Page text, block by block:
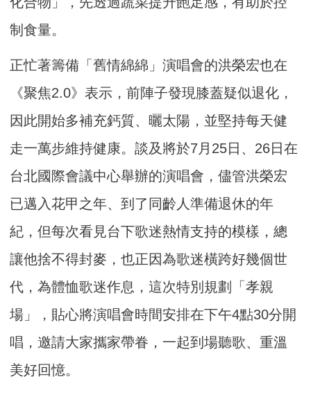
制食量。
正忙著籌備「舊情綿綿」演唱會的洪榮宏也在
《聚焦2.0》表示，前陣子發現膝蓋疑似退化，
因此開始多補充鈣質、曬太陽，並堅持每天健
走一萬步維持健康。談及將於7月25日、26日在
台北國際會議中心舉辦的演唱會，儘管洪榮宏
已邁入花甲之年、到了同齡人準備退休的年
紀，但每次看見台下歌迷熱情支持的模樣，總
讓他捨不得封麥，也正因為歌迷橫跨好幾個世
代，為體恤歌迷作息，這次特別規劃「孝親
場」，貼心將演唱會時間安排在下午4點30分開
唱，邀請大家攜家帶眷，一起到場聽歌、重溫
美好回憶。